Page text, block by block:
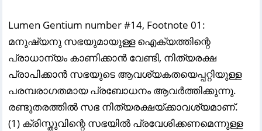
Lumen Gentium number #14, Footnote 01:
മനുഷ്യനു സഭയുമായുള്ള ഐക്യത്തിന്റെ
പ്രാധാന്യം കാണിക്കാൻ വേണ്ടി, നിത്യരക്ഷ
പ്രാപിക്കാൻ സഭയുടെ ആവശ്യകതയെപ്പറ്റിയുള്ള
പരമ്പരാഗതമായ പ്രബോധനം ആവർത്തിക്കുന്നു.
രണ്ടുതരത്തിൽ സഭ നിത്യരക്ഷയ്ക്കാവശ്യമാണ്.
(1) ക്രിസ്തുവിന്റെ സഭയിൽ പ്രവേശിക്കണമെന്നുള്ള